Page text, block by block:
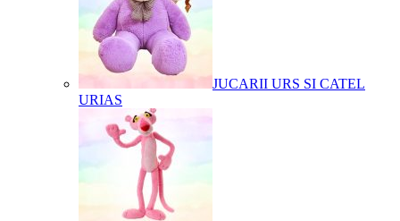
JUCARII URS SI CATEL
URIAS